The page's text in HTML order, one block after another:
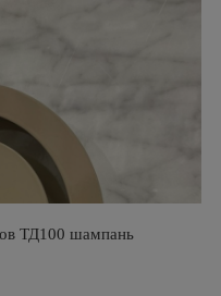
ТД100 шампань